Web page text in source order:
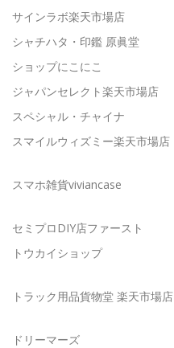
サインラボ楽天市場店
シャチハタ・印鑑 原眞堂
ショップにこにこ
ジャパンセレクト楽天市場店
スペシャル・チャイナ
スマイルウィズミー楽天市場店
スマホ雑貨viviancase
セミプロDIY店ファースト
トウカイショップ
トラック用品貨物堂 楽天市場店
ドリーマーズ